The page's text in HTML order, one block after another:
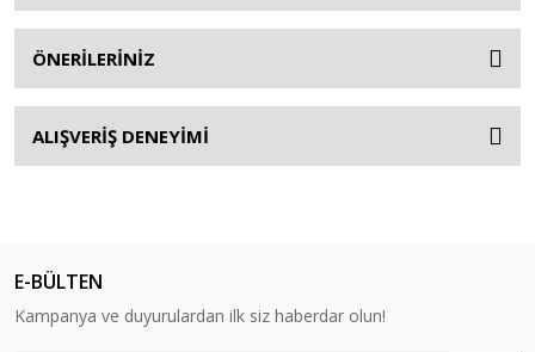
ÖNERİLERİNİZ
ALIŞVERİŞ DENEYİMİ
E-BÜLTEN
Kampanya ve duyurulardan ilk siz haberdar olun!